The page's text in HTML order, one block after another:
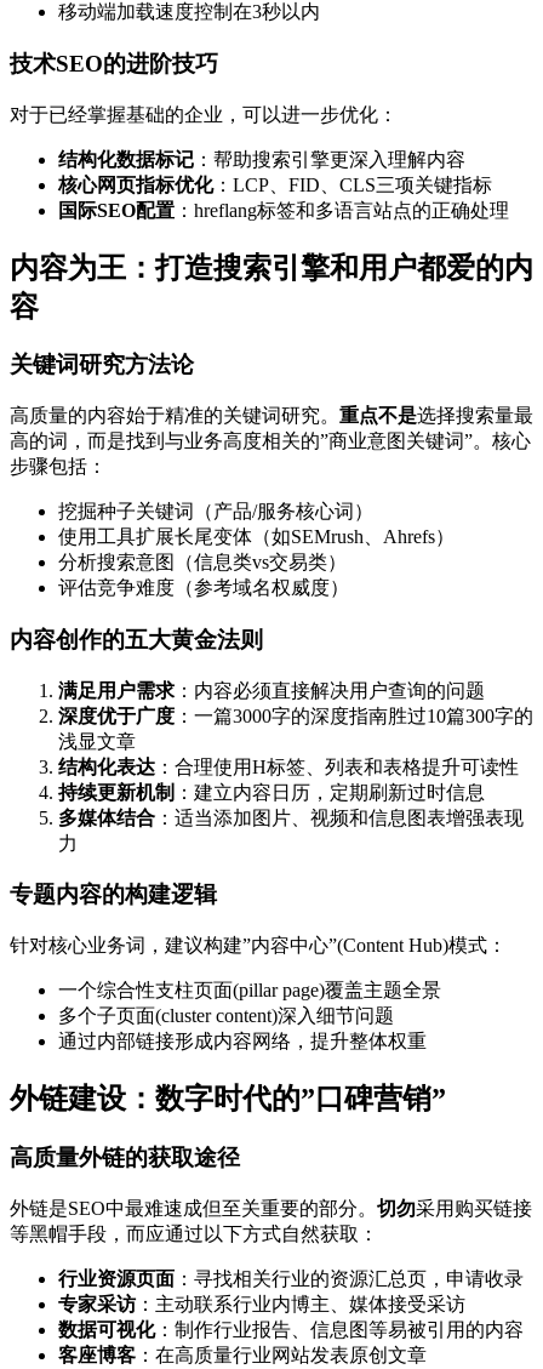
移动端加载速度控制在3秒以内
技术SEO的进阶技巧
对于已经掌握基础的企业，可以进一步优化：
结构化数据标记 ：帮助搜索引擎更深入理解内容
核心网页指标优化：LCP、FID、CLS三项关键指标
国际SEO配置 ：hreflang标签和多语言站点的正确处理
内容为王：打造搜索引擎和用户都爱的内
容
关键词研究方法论
高质量的内容始于精准的关键词研究。 重点不是选择搜索量最
高的词，而是找到与业务高度相关的”商业意图关键词”。核心
步骤包括：
挖掘种子关键词（产品/服务核心词）
使用工具扩展长尾变体（如SEMrush、Ahrefs）
分析搜索意图（信息类vs交易类）
评估竞争难度（参考域名权威度）
内容创作的五大黄金法则
满足用户需求 ：内容必须直接解决用户查询的问题
深度优于广度 ：一篇3000字的深度指南胜过10篇300字的
浅显文章
结构化表达 ：合理使用H标签、列表和表格提升可读性
持续更新机制 ：建立内容日历，定期刷新过时信息
多媒体结合 ：适当添加图片、视频和信息图表增强表现
力
专题内容的构建逻辑
针对核心业务词，建议构建”内容中心”(Content Hub)模式：
一个综合性支柱页面(pillar page)覆盖主题全景
多个子页面(cluster content)深入细节问题
通过内部链接形成内容网络，提升整体权重
外链建设：数字时代的”口碑营销”
高质量外链的获取途径
外链是SEO中最难速成但至关重要的部分。 切勿采用购买链接
等黑帽手段，而应通过以下方式自然获取：
行业资源页面 ：寻找相关行业的资源汇总页，申请收录
专家采访：主动联系行业内博主、媒体接受采访
数据可视化：制作行业报告、信息图等易被引用的内容
客座博客 ：在高质量行业网站发表原创文章